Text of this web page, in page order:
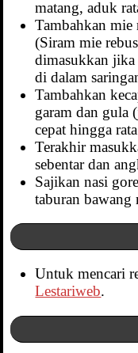
matang, aduk
Tambahkan mie
(Siram mie
dimasukkan
di dalam
Tambahkan
garam dan gula
cepat hingga
Terakhir
sebentar dan
Sajikan nasi
taburan bawang
Untuk mencari
Lestariweb.